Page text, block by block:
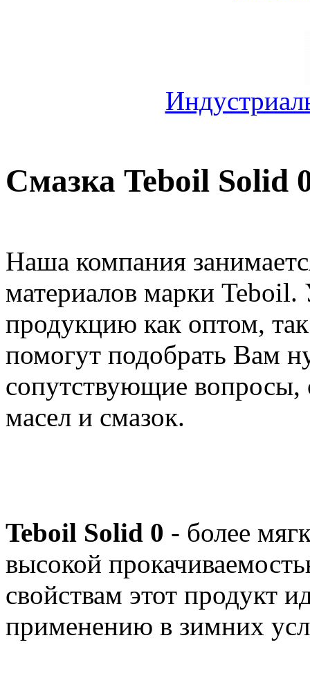
Смазка Teboil Solid
Наша компания
материалов марки
продукцию как оптом,
помогут подобрать Вам
сопутствующие вопросы,
масел и смазок.
Teboil Solid 0 - более
высокой
свойствам этот продукт
применению в зимних